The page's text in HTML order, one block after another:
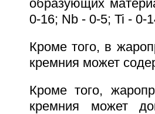
образующих
0-16; Nb - 0-5; Ti - 0-
Кроме того, в
кремния может
Кроме того,
кремния может